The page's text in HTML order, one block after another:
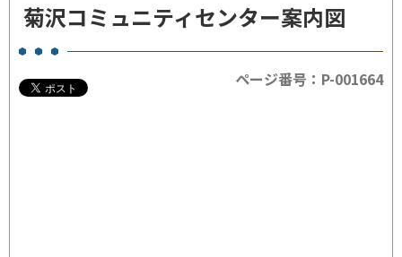
菊沢コミュニティセンター案内図
ページ番号：P-001664